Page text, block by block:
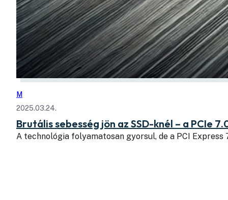
M
2025.03.24.
Brutális sebesség jön az SSD-knél – a PCIe
A technológia folyamatosan gyorsul, de a PCI Express